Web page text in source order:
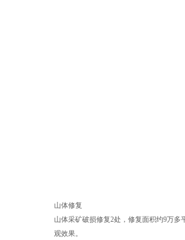
山体修复
山体采矿破损修复2处，修复面积约9万
观效果。